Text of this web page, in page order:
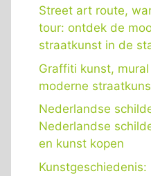
Street art route,
tour: ontdek de
straatkunst in de
Graffiti kunst,
moderne
Nederlandse
Nederlandse
en kunst kopen
Kunstgeschiedenis: